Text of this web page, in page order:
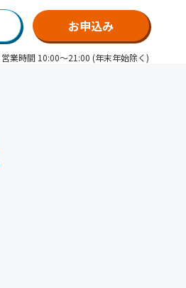
お申込み
営業時間 10:00～21:00 (年末年始除く)